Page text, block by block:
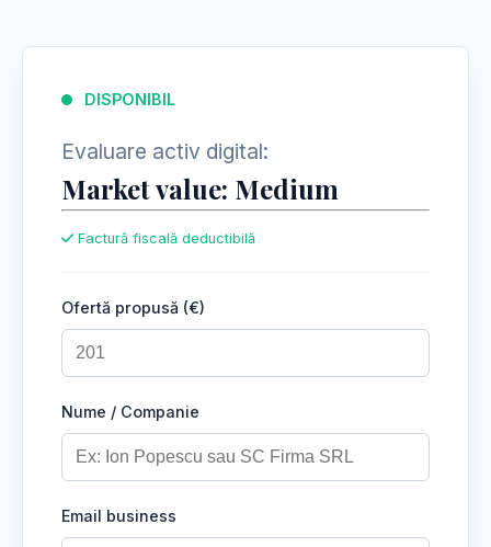
DISPONIBIL
Evaluare activ digital:
Market value: Medium
Factură fiscală deductibilă
Ofertă propusă (€)
Nume / Companie
Email business